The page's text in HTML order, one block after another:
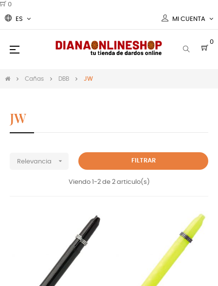
0
ES MI CUENTA
0
Navegación
☰
Cañas DBB JW
JW
Relevancia  FILTRAR
Viendo 1-2 de 2 articulo(s)